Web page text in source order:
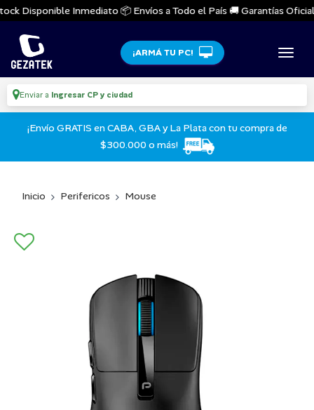
Disponible Inmediato 📦 Envíos a Todo el País 🚚 Garantías
¡ARMÁ TU PC!
Enviar a Ingresar CP y ciudad
¡Envío GRATIS en CABA, GBA y La Plata con tu compra de
$300.000 o más!
Inicio Perifericos Mouse